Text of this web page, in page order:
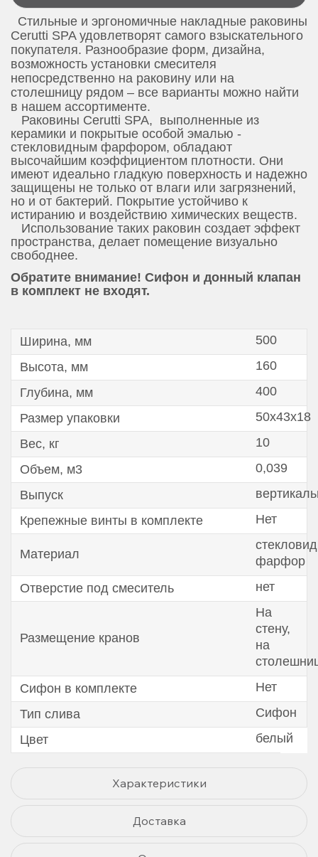
Стильные и эргономичные накладные раковины
Cerutti SPA удовлетворят самого взыскательного
покупателя. Разнообразие форм, дизайна,
возможность установки смесителя
непосредственно на раковину или на
столешницу рядом – все варианты можно найти
в нашем ассортименте.
Раковины Cerutti SPA, выполненные из
керамики и покрытые особой эмалью -
стекловидным фарфором, обладают
высочайшим коэффициентом плотности. Они
имеют идеально гладкую поверхность и надежно
защищены не только от влаги или загрязнений,
но и от бактерий. Покрытие устойчиво к
истиранию и воздействию химических веществ.
Использование таких раковин создает эффект
пространства, делает помещение визуально
свободнее.
Обратите внимание! Сифон и донный клапан
в комплект не входят.
Ширина, мм
500
Высота, мм
160
Глубина, мм
400
Размер упаковки
50х43х18
Вес, кг
10
Объем, м3
0,039
Выпуск
Крепежные винты в комплекте
Нет
Материал
фарфор
Отверстие под смеситель
нет
Размещение кранов
На
стену,
на
Сифон в комплекте
Нет
Тип слива
Сифон
Цвет
белый
Характеристики
Доставка